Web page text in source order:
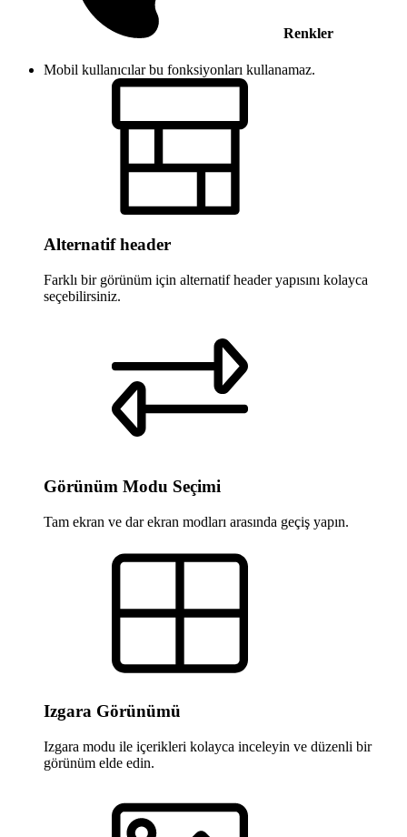
Renkler
Mobil kullanıcılar bu fonksiyonları kullanamaz.
Alternatif header
Farklı bir görünüm için alternatif header yapısını kolayca
seçebilirsiniz.
Görünüm Modu Seçimi
Tam ekran ve dar ekran modları arasında geçiş yapın.
Izgara Görünümü
Izgara modu ile içerikleri kolayca inceleyin ve düzenli bir
görünüm elde edin.